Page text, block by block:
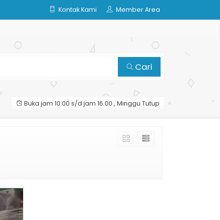
Kontak Kami Member Area
Cari
Buka jam 10.00 s/d jam 16.00 , Minggu Tutup